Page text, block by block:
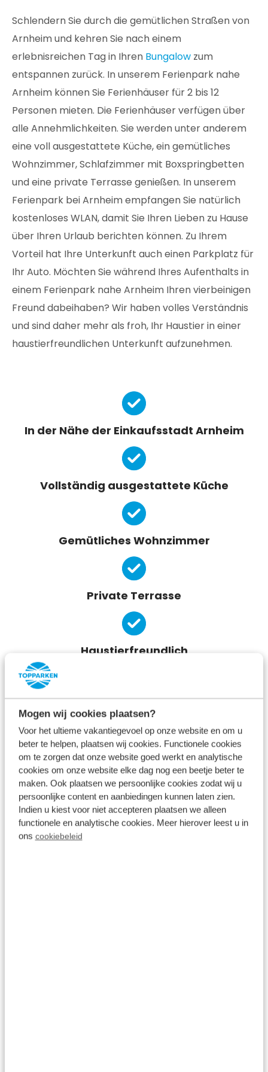
Mogen wij cookies plaatsen?
Voor het ultieme vakantiegevoel op onze website en om u
beter te helpen, plaatsen wij cookies. Functionele cookies
om te zorgen dat onze website goed werkt en analytische
cookies om onze website elke dag nog een beetje beter te
maken. Ook plaatsen we persoonlijke cookies zodat wij u
persoonlijke content en aanbiedingen kunnen laten zien.
Indien u kiest voor niet accepteren plaatsen we alleen
functionele en analytische cookies. Meer hierover leest u in
ons cookiebeleid
Schlendern Sie durch die gemütlichen Straßen von
Arnheim und kehren Sie nach einem
erlebnisreichen Tag in Ihren Bungalow zum
entspannen zurück. In unserem Ferienpark nahe
Arnheim können Sie Ferienhäuser für 2 bis 12
Personen mieten. Die Ferienhäuser verfügen über
alle Annehmlichkeiten. Sie werden unter anderem
eine voll ausgestattete Küche, ein gemütliches
Wohnzimmer, Schlafzimmer mit Boxspringbetten
und eine private Terrasse genießen. In unserem
Ferienpark bei Arnheim empfangen Sie natürlich
kostenloses WLAN, damit Sie Ihren Lieben zu Hause
über Ihren Urlaub berichten können. Zu Ihrem
Vorteil hat Ihre Unterkunft auch einen Parkplatz für
Ihr Auto. Möchten Sie während Ihres Aufenthalts in
einem Ferienpark nahe Arnheim Ihren vierbeinigen
Freund dabeihaben? Wir haben volles Verständnis
und sind daher mehr als froh, Ihr Haustier in einer
haustierfreundlichen Unterkunft aufzunehmen.
In der Nähe der Einkaufsstadt Arnheim
Vollständig ausgestattete Küche
Gemütliches Wohnzimmer
Private Terrasse
Haustierfreundlich
Kostenloses WiFi
Ein Eindruck von Ihrem Urlaub in der
Nähe von Arnheim ⤵